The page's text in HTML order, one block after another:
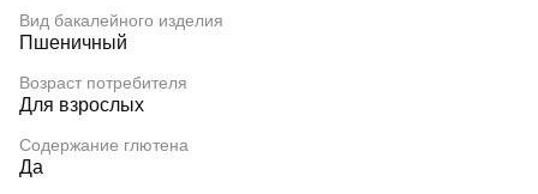
Вид бакалейного изделия
Пшеничный
Возраст потребителя
Для взрослых
Содержание глютена
Да